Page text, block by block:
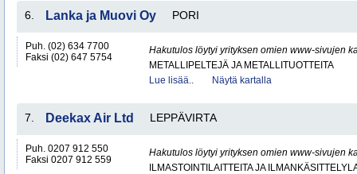
6. Lanka ja Muovi Oy PORI
Puh. (02) 634 7700
Faksi (02) 647 5754
Hakutulos löytyi yrityksen omien www-sivujen
METALLIPELTEJÄ JA METALLITUOTTEITA
Lue lisää..
Näytä kartalla
7. Deekax Air Ltd LEPPÄVIRTA
Puh. 0207 912 550
Faksi 0207 912 559
Hakutulos löytyi yrityksen omien www-sivujen
ILMASTOINTILAITTEITA JA